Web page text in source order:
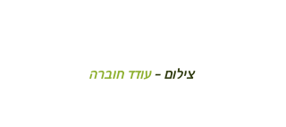
צילום - עודד חוברה